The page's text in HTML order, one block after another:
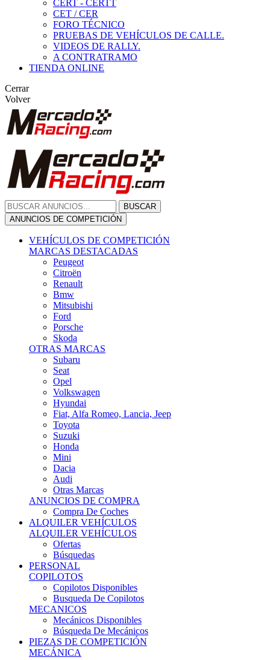
CERT - CERTT
CET / CER
FORO TÉCNICO
PRUEBAS DE VEHÍCULOS DE CALLE.
VIDEOS DE RALLY.
A CONTRATRAMO
TIENDA ONLINE
Cerrar
Volver
BUSCAR
ANUNCIOS DE COMPETICIÓN
VEHÍCULOS DE COMPETICIÓN
MARCAS DESTACADAS
Peugeot
Citroën
Renault
Bmw
Mitsubishi
Ford
Porsche
Skoda
OTRAS MARCAS
Subaru
Seat
Opel
Volkswagen
Hyundai
Fiat, Alfa Romeo, Lancia, Jeep
Toyota
Suzuki
Honda
Mini
Dacia
Audi
Otras Marcas
ANUNCIOS DE COMPRA
Compra De Coches
ALQUILER VEHÍCULOS
ALQUILER VEHÍCULOS
Ofertas
Búsquedas
PERSONAL
COPILOTOS
Copilotos Disponibles
Busqueda De Copilotos
MECANICOS
Mecánicos Disponibles
Búsqueda De Mecánicos
PIEZAS DE COMPETICIÓN
MECÁNICA